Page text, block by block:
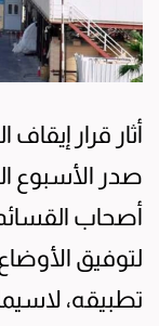
أثار قرار
صدر الأسبوع
أصحاب
لتوفيق
تطبيقه،